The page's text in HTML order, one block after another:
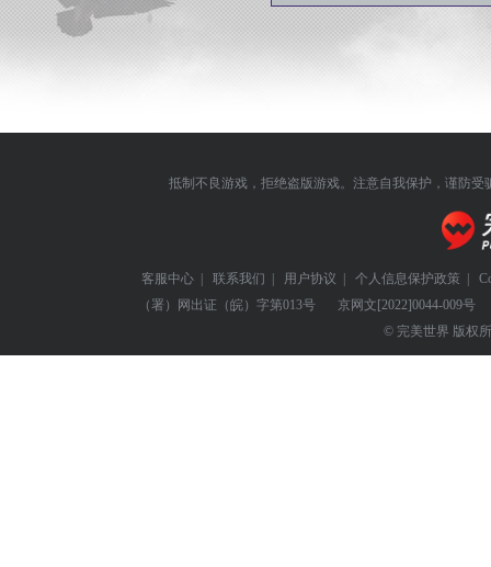
抵制不良游戏，拒绝盗版游戏。注意自我保护，谨防受
客服中心 | 联系我们 | 用户协议 | 个人信息保护政策 |
（署）网出证（皖）字第013号
京网文[2022]0044-009号
© 完美世界 版权所